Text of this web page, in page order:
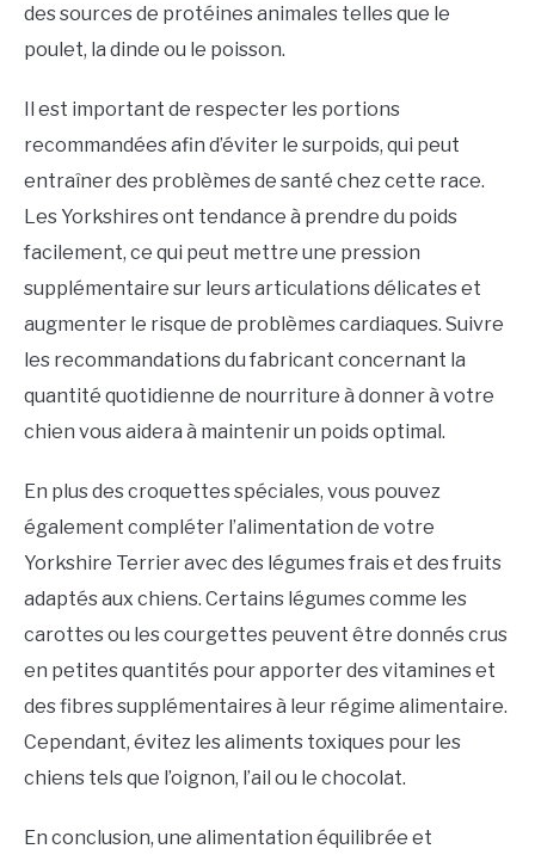
des sources de protéines animales telles que le
poulet, la dinde ou le poisson.
Il est important de respecter les portions
recommandées afin d’éviter le surpoids, qui peut
entraîner des problèmes de santé chez cette race.
Les Yorkshires ont tendance à prendre du poids
facilement, ce qui peut mettre une pression
supplémentaire sur leurs articulations délicates et
augmenter le risque de problèmes cardiaques. Suivre
les recommandations du fabricant concernant la
quantité quotidienne de nourriture à donner à votre
chien vous aidera à maintenir un poids optimal.
En plus des croquettes spéciales, vous pouvez
également compléter l’alimentation de votre
Yorkshire Terrier avec des légumes frais et des fruits
adaptés aux chiens. Certains légumes comme les
carottes ou les courgettes peuvent être donnés crus
en petites quantités pour apporter des vitamines et
des fibres supplémentaires à leur régime alimentaire.
Cependant, évitez les aliments toxiques pour les
chiens tels que l’oignon, l’ail ou le chocolat.
En conclusion, une alimentation équilibrée et